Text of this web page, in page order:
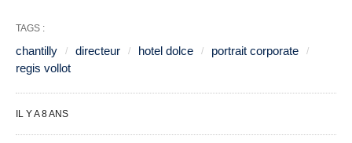
TAGS :
chantilly directeur hotel dolce
portrait corporate
regis vollot
IL Y A 8 ANS